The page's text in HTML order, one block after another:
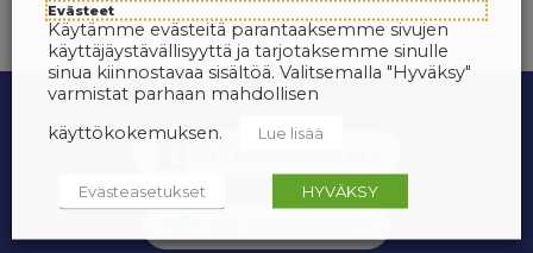
Evästeet
Käytämme evästeitä parantaaksemme sivujen
käyttäjäystävällisyyttä ja tarjotaksemme sinulle
sinua kiinnostavaa sisältöä. Valitsemalla "Hyväksy"
varmistat parhaan mahdollisen
käyttökokemuksen.
Lue lisää
Evästeasetukset HYVÄKSY